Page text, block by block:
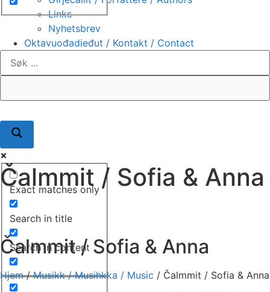
Links
Nyhetsbrev
Oktavuođadieđut / Kontakt / Contact
Exact matches only
Search in title
Search in content
Čalmmit / Sofia & Anna
Čalmmit / Sofia & Anna
Hjem/Musikk / Musihkka / Music / Čalmmit / Sofia & Anna